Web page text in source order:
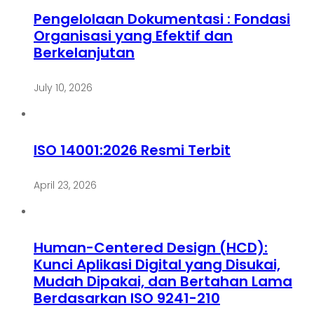
Pengelolaan Dokumentasi : Fondasi
Organisasi yang Efektif dan
Berkelanjutan
July 10, 2026
ISO 14001:2026 Resmi Terbit
April 23, 2026
Human-Centered Design (HCD):
Kunci Aplikasi Digital yang Disukai,
Mudah Dipakai, dan Bertahan Lama
Berdasarkan ISO 9241-210